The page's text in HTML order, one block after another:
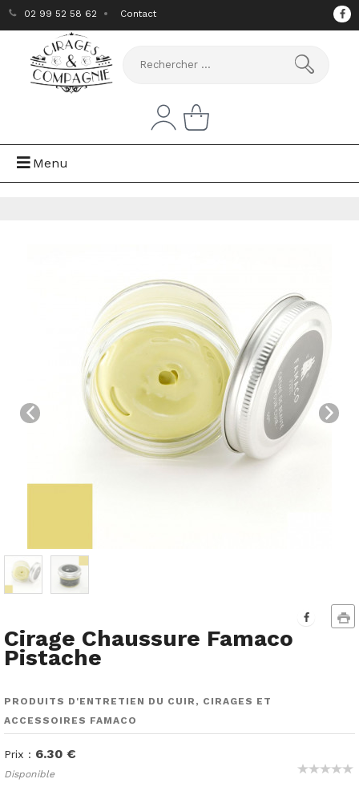
02 99 52 58 62 Contact
Menu
Cirage Chaussure Famaco
Pistache
PRODUITS D'ENTRETIEN DU CUIR, CIRAGES ET
ACCESSOIRES FAMACO
Prix : 6.30 €
Disponible